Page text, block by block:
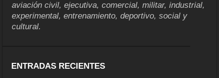
aviación civil, ejecutiva, comercial, militar, industrial,
experimental, entrenamiento, deportivo, social y
cultural.
ENTRADAS RECIENTES